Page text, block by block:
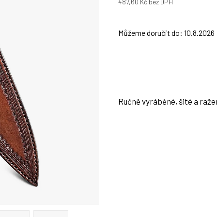
487,60 Kč bez DPH
Můžeme doručit do: 10.8.2026
Ručně vyráběné, šité a